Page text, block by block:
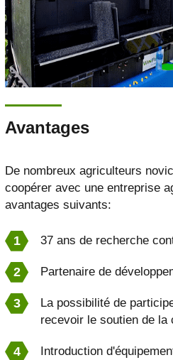
Avantages
De nombreux agriculteurs
coopérer avec une entreprise
avantages suivants:
37 ans de recherche
Partenaire de
La possibilité de
recevoir le soutien de la
Introduction